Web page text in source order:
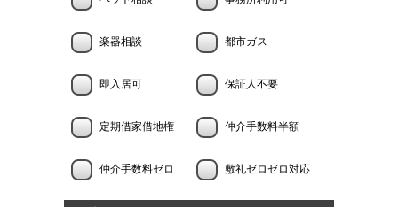
楽器相談 都市ガス
即入居可 保証人不要
定期借家借地権 仲介手数料半額
仲介手数料ゼロ 敷礼ゼロゼロ対応